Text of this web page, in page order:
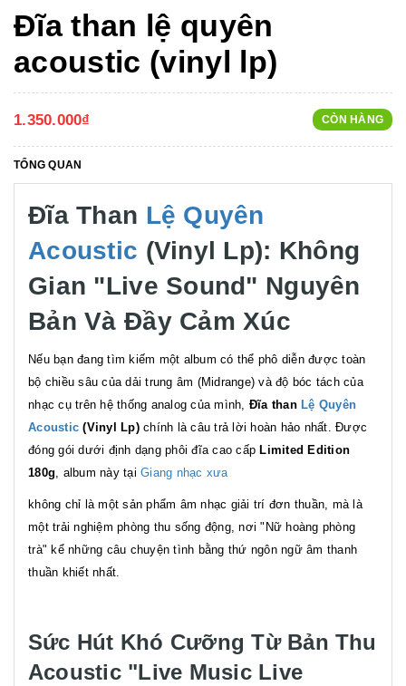
Đĩa than lệ quyên
acoustic (vinyl lp)
1.350.000₫ CÒN HÀNG
TỔNG QUAN
Đĩa Than Lệ Quyên
Acoustic (Vinyl Lp): Không
Gian "Live Sound" Nguyên
Bản Và Đầy Cảm Xúc
Nếu bạn đang tìm kiếm một album có thể phô diễn được toàn
bộ chiều sâu của dải trung âm (Midrange) và độ bóc tách của
nhạc cụ trên hệ thống analog của mình, Đĩa thanLệ Quyên
Acoustic (Vinyl Lp)chính là câu trả lời hoàn hảo nhất. Được
đóng gói dưới định dạng phôi đĩa cao cấp Limited Edition
180g, album này tại Giang nhạc xưa
không chỉ là một sản phẩm âm nhạc giải trí đơn thuần, mà là
một trải nghiệm phòng thu sống động, nơi "Nữ hoàng phòng
trà" kể những câu chuyện tình bằng thứ ngôn ngữ âm thanh
thuần khiết nhất.
Sức Hút Khó Cưỡng Từ Bản Thu
Acoustic "Live Music Live